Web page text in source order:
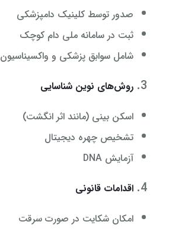
صدور توسط کلینیک دامپزشکی
ثبت در سامانه ملی دام کوچک
شامل سوابق پزشکی و واکسیناسیون
روش‌های نوین شناسایی
اسکن بینی (مانند اثر انگشت)
تشخیص چهره دیجیتال
آزمایش DNA
اقدامات قانونی
امکان شکایت در صورت سرقت